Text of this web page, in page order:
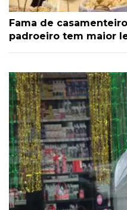
Fama de
padroeiro tem maior